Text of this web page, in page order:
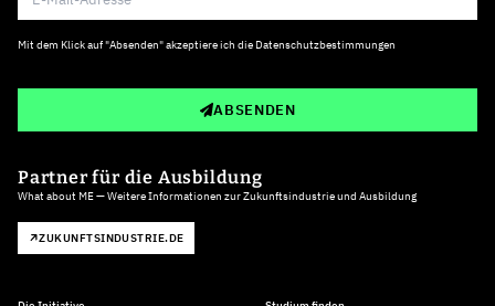
Mit dem Klick auf "Absenden" akzeptiere ich die Datenschutzbestimmungen
ABSENDEN
Partner für die Ausbildung
What about ME — Weitere Informationen zur Zukunftsindustrie und Ausbildung
ZUKUNFTSINDUSTRIE.DE